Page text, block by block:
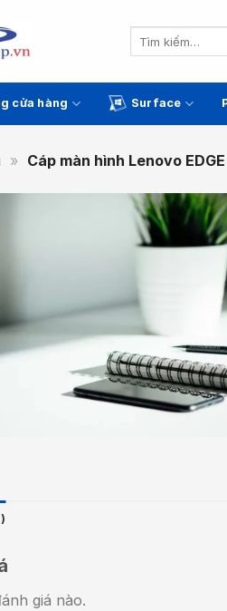
cửa hàng Surface
» Cáp màn hình Lenovo
giá nào.